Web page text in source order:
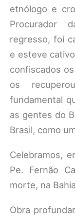
etnólogo e
Procurador
regresso, foi
e esteve
confiscados
os
fundamental
as gentes do
Brasil, como
Celebramos,
Pe. Fernão
morte, na
Obra